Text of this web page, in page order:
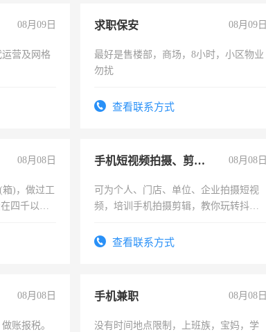
08月09日
营及网格
求职保安 08月09日
最好是售楼部，商场，8小时，小区物业
勿扰
查看联系方式
08月08日
)，做过工
四千以
手机短视频拍摄、剪辑、抖音快手 08月08日
可为个人、门店、单位、企业拍摄短视
频，培训手机拍摄剪辑，教你玩转抖音
频，培训手机拍摄剪辑，教你玩转抖
查看联系方式
08月08日
账报税。
手机兼职 08月08日
没有时间地点限制，上班族，宝妈，学